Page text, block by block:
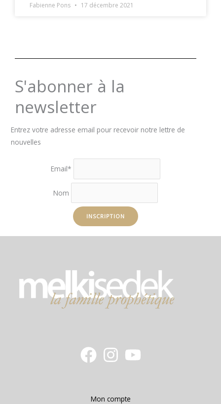
Fabienne Pons 17 décembre 2021
S'abonner à la
newsletter
Entrez votre adresse email pour recevoir notre lettre de
nouvelles
Email*
Nom
Mon compte